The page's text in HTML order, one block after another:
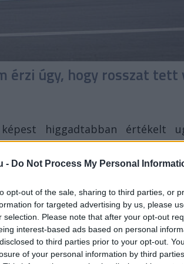
- Do Not Process My Personal
opt-out of the sale, sharing to third parties, or
for targeted advertising by us, please
selection. Please note that after your opt-out
interest-based ads based on personal
to third parties prior to your opt-out.
of your personal information by third
úgy, hogy rosszat tett
higgadtabban értékelt
rá, hogyúgy érzi, hogy
az 1-es kanyar külső ívén. Később
látaz Antonellivel szemben
lehetetlen az 1-es kanyarban